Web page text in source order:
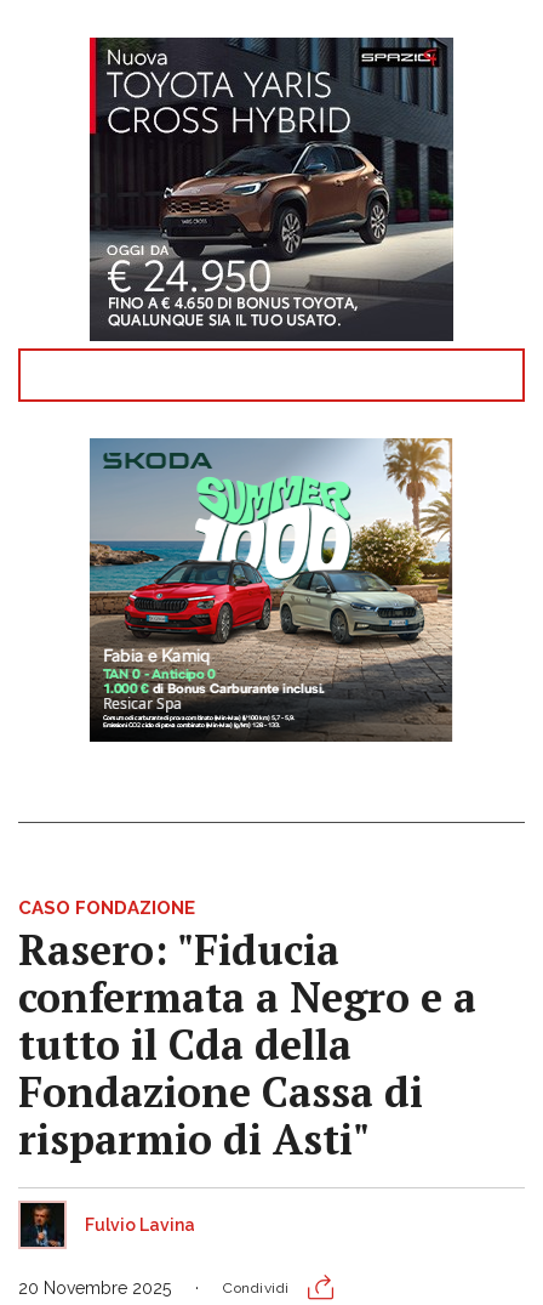
CASO FONDAZIONE
Rasero: "Fiducia
confermata a Negro e a
tutto il Cda della
Fondazione Cassa di
risparmio di Asti"
Fulvio Lavina
20 Novembre 2025 Condividi